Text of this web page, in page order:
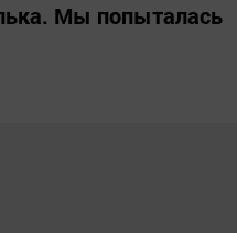
Мы попыталась